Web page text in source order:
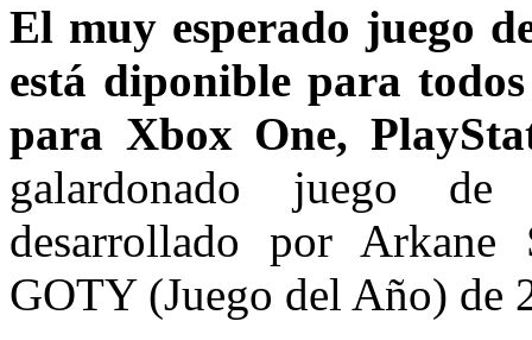
El muy esperado juego
está diponible para
para Xbox One,
galardonado juego
desarrollado por
GOTY (Juego del Año) de